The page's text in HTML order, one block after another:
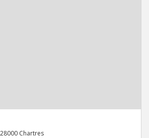
Chartres